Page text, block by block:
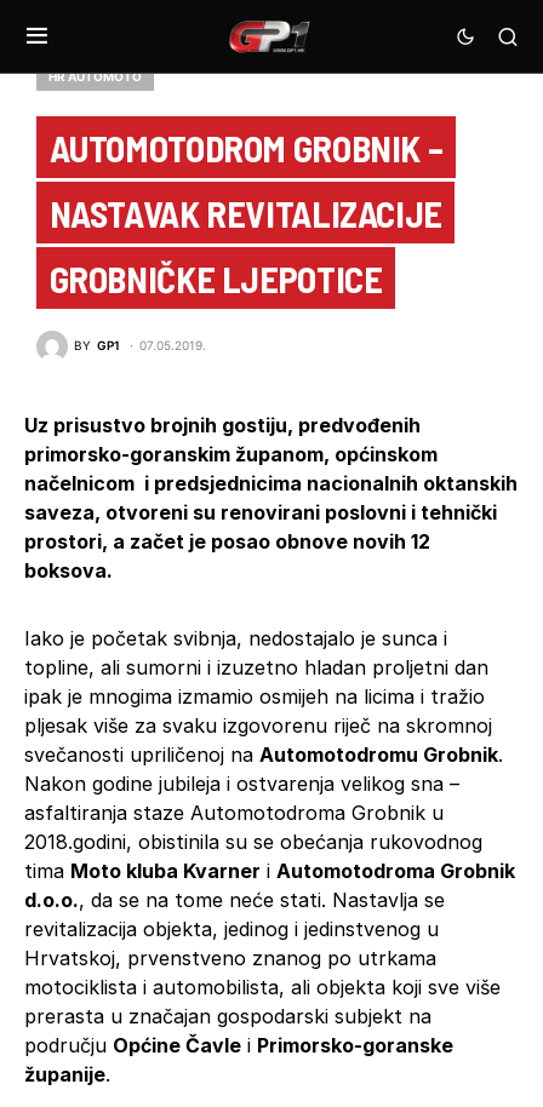
HR AUTOMOTO
AUTOMOTODROM GROBNIK –
NASTAVAK REVITALIZACIJE
GROBNIČKE LJEPOTICE
BY GP1 07.05.2019.
Uz prisustvo brojnih gostiju, predvođenih
primorsko-goranskim županom, općinskom
načelnicom i predsjednicima nacionalnih oktanskih
saveza, otvoreni su renovirani poslovni i tehnički
prostori, a začet je posao obnove novih 12
boksova.
Iako je početak svibnja, nedostajalo je sunca i
topline, ali sumorni i izuzetno hladan proljetni dan
ipak je mnogima izmamio osmijeh na licima i tražio
pljesak više za svaku izgovorenu riječ na skromnoj
svečanosti upriličenoj na Automotodromu Grobnik.
Nakon godine jubileja i ostvarenja velikog sna –
asfaltiranja staze Automotodroma Grobnik u
2018.godini, obistinila su se obećanja rukovodnog
tima Moto kluba Kvarner i Automotodroma Grobnik
d.o.o., da se na tome neće stati. Nastavlja se
revitalizacija objekta, jedinog i jedinstvenog u
Hrvatskoj, prvenstveno znanog po utrkama
motociklista i automobilista, ali objekta koji sve više
prerasta u značajan gospodarski subjekt na
području Općine Čavle i Primorsko-goranske
županije.